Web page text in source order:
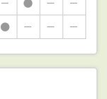
● － － －